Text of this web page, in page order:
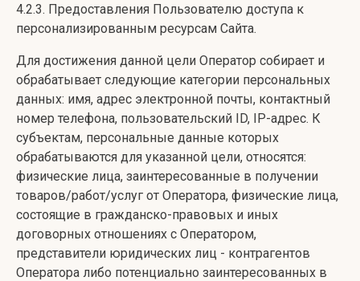
4.2.3. Предоставления Пользователю доступа к
персонализированным ресурсам Сайта.
Для достижения данной цели Оператор собирает и
обрабатывает следующие категории персональных
данных: имя, адрес электронной почты, контактный
номер телефона, пользовательский ID, IP-адрес. К
субъектам, персональные данные которых
обрабатываются для указанной цели, относятся:
физические лица, заинтересованные в получении
товаров/работ/услуг от Оператора, физические лица,
состоящие в гражданско-правовых и иных
договорных отношениях с Оператором,
представители юридических лиц - контрагентов
Оператора либо потенциально заинтересованных в